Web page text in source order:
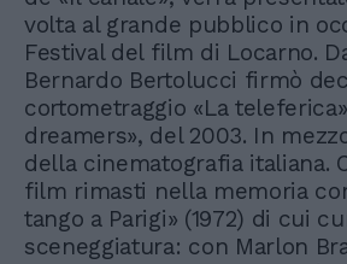
volta al grande pubblico in
Festival del film di Locarno.
Bernardo Bertolucci firmò
cortometraggio «La teleferica»
dreamers», del 2003. In
della cinematografia italiana.
film rimasti nella memoria
tango a Parigi» (1972) di cui
sceneggiatura: con Marlon